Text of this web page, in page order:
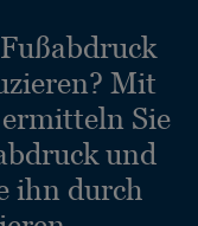
Mit
Sie
und
ihn durch